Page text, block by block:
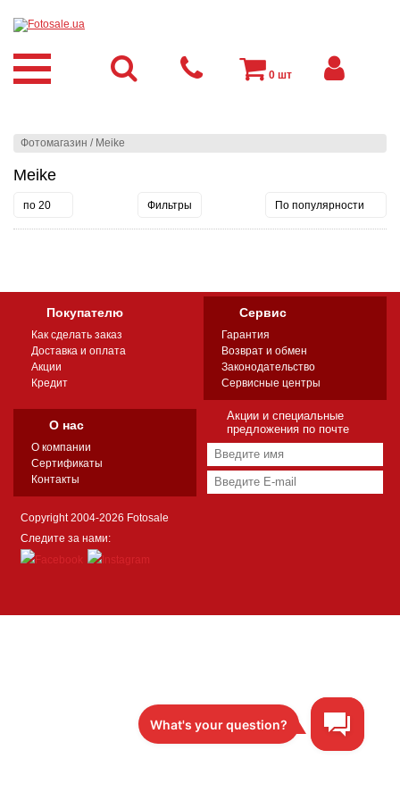
Фотомагазин / Meike
Meike
по 20 Фильтры По популярности
0 шт
Покупателю
Как сделать заказ
Доставка и оплата
Акции
Кредит
Сервис
Гарантия
Возврат и обмен
Законодательство
Сервисные центры
О нас
О компании
Сертификаты
Контакты
Акции и специальные
предложения по почте
Copyright 2004-2026 Fotosale
Следите за нами: